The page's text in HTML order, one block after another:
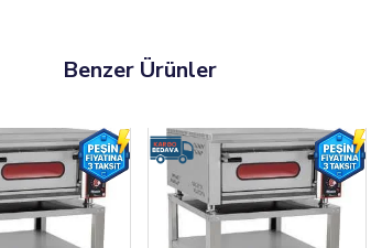
Benzer Ürünler